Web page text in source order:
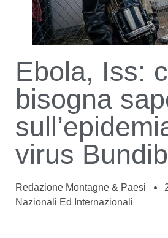
Ebola, Iss:
bisogna
virus
Redazione Montagne & Paesi
Nazionali Ed Internazionali